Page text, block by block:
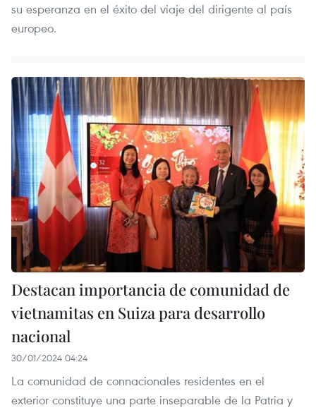
su esperanza en el éxito del viaje del dirigente al país
europeo.
Destacan importancia de comunidad de
vietnamitas en Suiza para desarrollo
nacional
30/01/2024 04:24
La comunidad de connacionales residentes en el
exterior constituye una parte inseparable de la Patria y